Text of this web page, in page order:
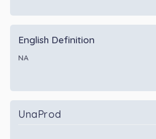
English Definition
NA
UnaProd